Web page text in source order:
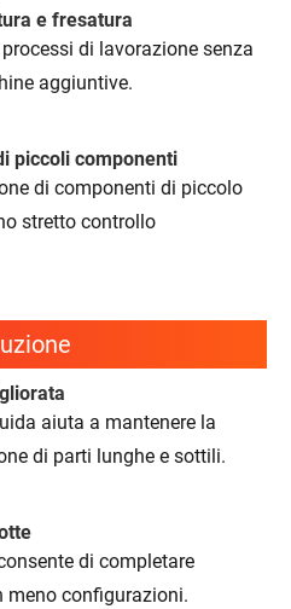
e fresatura
di lavorazione senza
aggiuntive.
piccoli componenti
di componenti di piccolo
stretto controllo
aiuta a mantenere la
di parti lunghe e sottili.
di completare
meno configurazioni.